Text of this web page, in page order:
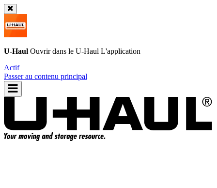
U-Haul Ouvrir dans le U-Haul L'application
Actif
Passer au contenu principal